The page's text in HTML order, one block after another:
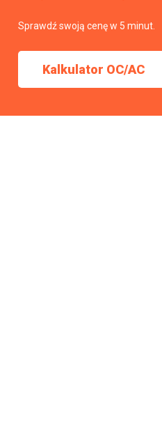
Sprawdź swoją cenę w 5 minut.
Kalkulator OC/AC